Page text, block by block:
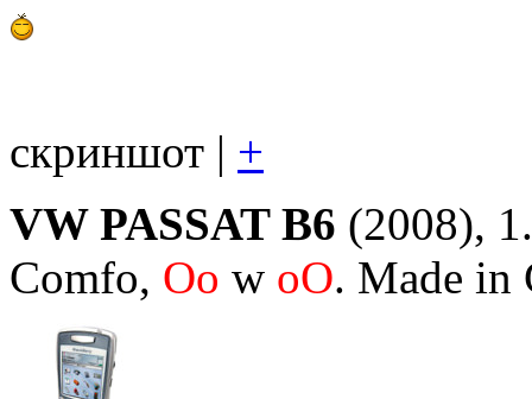
скриншот | +
VW PASSAT B6 (2008),
Comfo, Oo w oO. Made in